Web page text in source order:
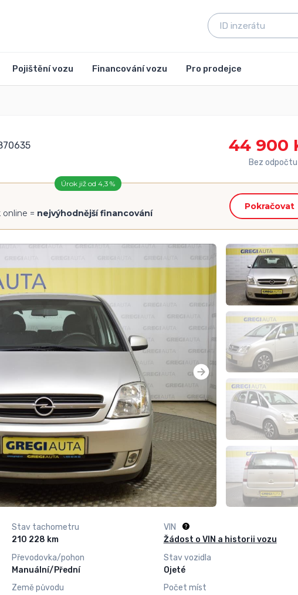
Pojištění vozu Financování vozu Pro prodejce
44 900
Bez odpočtu
Úrok již od 4,3 %
online = nejvýhodnější financování
Pokračovat
Stav tachometru
210 228 km
Převodovka/pohon
Manuální/Přední
Země původu
VIN
Žádost o VIN a historii vozu
Stav vozidla
Ojeté
Počet míst